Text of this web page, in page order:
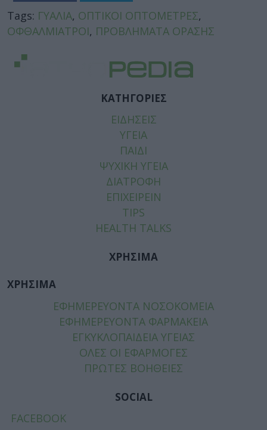
Tags: ΓΥΑΛΙΑ, ΟΠΤΙΚΟΙ ΟΠΤΟΜΕΤΡΕΣ,
ΟΦΘΑΛΜΙΑΤΡΟΙ, ΠΡΟΒΛΗΜΑΤΑ ΟΡΑΣΗΣ
ΚΑΤΗΓΟΡΙΕΣ
ΕΙΔΗΣΕΙΣ
ΥΓΕΙΑ
ΠΑΙΔΙ
ΨΥΧΙΚΗ ΥΓΕΙΑ
ΔΙΑΤΡΟΦΗ
ΕΠΙΧΕΙΡΕΙΝ
TIPS
HEALTH TALKS
ΧΡΗΣΙΜΑ
ΧΡΗΣΙΜΑ
ΕΦΗΜΕΡΕΥΟΝΤΑ ΝΟΣΟΚΟΜΕΙΑ
ΕΦΗΜΕΡΕΥΟΝΤΑ ΦΑΡΜΑΚΕΙΑ
ΕΓΚΥΚΛΟΠΑΙΔΕΙΑ ΥΓΕΙΑΣ
ΟΛΕΣ ΟΙ ΕΦΑΡΜΟΓΕΣ
ΠΡΩΤΕΣ ΒΟΗΘΕΙΕΣ
SOCIAL
FACEBOOK